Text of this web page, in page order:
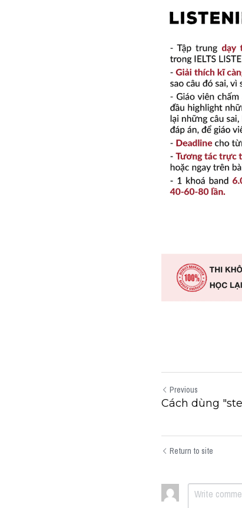
Previous
Cách dùng
Return to site